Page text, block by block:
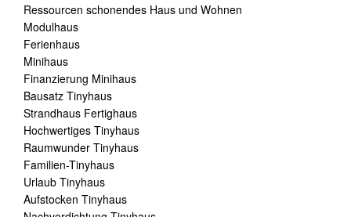
Ressourcen schonendes Haus und Wohnen
Modulhaus
Ferienhaus
Minihaus
Finanzierung Minihaus
Bausatz Tinyhaus
Strandhaus Fertighaus
Hochwertiges Tinyhaus
Raumwunder Tinyhaus
Familien-Tinyhaus
Urlaub Tinyhaus
Aufstocken Tinyhaus